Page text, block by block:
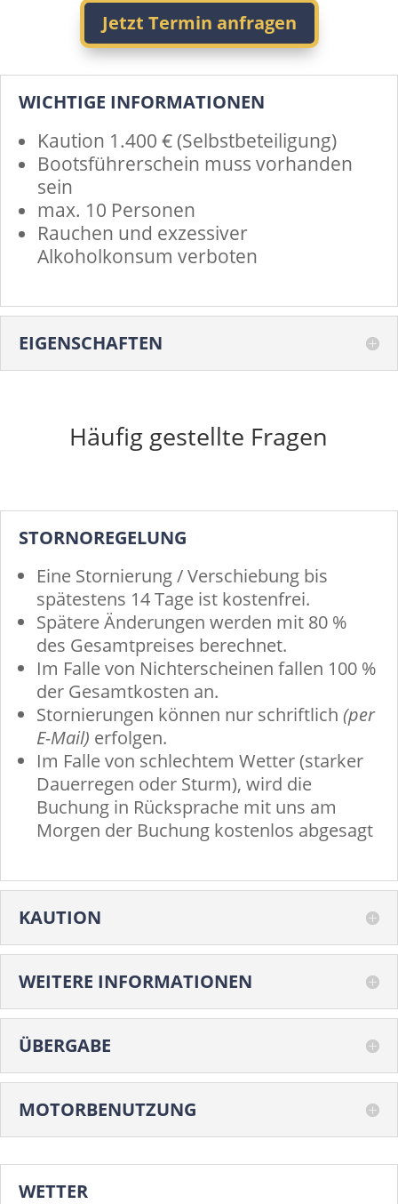
Jetzt Termin anfragen
WICHTIGE INFORMATIONEN
Kaution 1.400 € (Selbstbeteiligung)
Bootsführerschein muss vorhanden
sein
max. 10 Personen
Rauchen und exzessiver
Alkoholkonsum verboten
EIGENSCHAFTEN
Häufig gestellte Fragen
STORNOREGELUNG
Eine Stornierung / Verschiebung bis
spätestens 14 Tage ist kostenfrei.
Spätere Änderungen werden mit 80 %
des Gesamtpreises berechnet.
Im Falle von Nichterscheinen fallen 100 %
der Gesamtkosten an.
Stornierungen können nur schriftlich (per
E-Mail) erfolgen.
Im Falle von schlechtem Wetter (starker
Dauerregen oder Sturm), wird die
Buchung in Rücksprache mit uns am
Morgen der Buchung kostenlos abgesagt
KAUTION
WEITERE INFORMATIONEN
ÜBERGABE
MOTORBENUTZUNG
WETTER